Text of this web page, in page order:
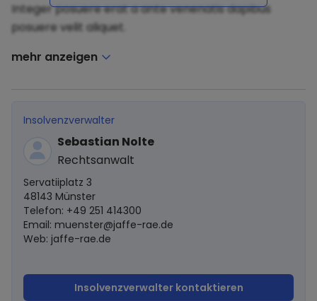
Integer posuere erat a ante venenatis dapibus
posuere velit aliquet.
mehr anzeigen
Insolvenzverwalter
Sebastian Nolte
Rechtsanwalt
Servatiiplatz 3
48143 Münster
Telefon: +49 251 414300
Email: muenster@jaffe-rae.de
Web: jaffe-rae.de
Insolvenzverwalter kontaktieren